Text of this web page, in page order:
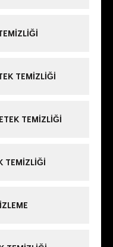
TEMIZLIĞI
TEMIZLIĞI
TEMIZLIĞI